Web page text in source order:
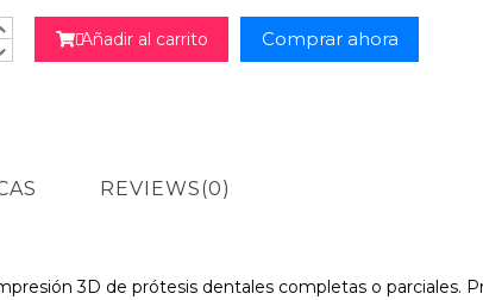

Añadir al carrito Comprar ahora
REVIEWS(0)
3D de prótesis dentales completas o parciales.